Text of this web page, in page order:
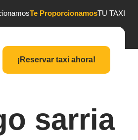
Te ProporcionamosTU TAXI
¡Reservar taxi ahora!
sarria